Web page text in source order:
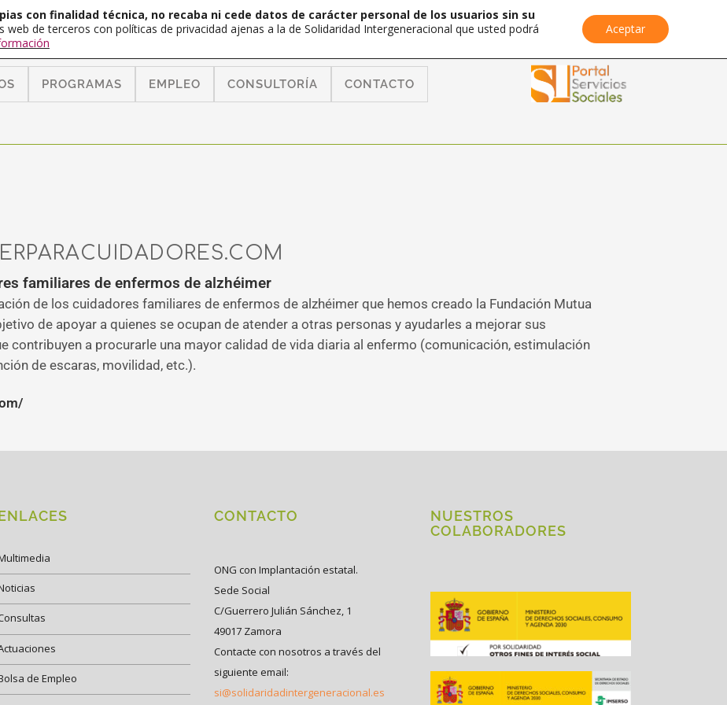
PROGRAMAS EMPLEO CONSULTORÍA CONTACTO
familiares de enfermos de alzhéimer
de los cuidadores familiares de enfermos de alzhéimer que hemos creado la Fundación Mutua
de apoyar a quienes se ocupan de atender a otras personas y ayudarles a mejorar sus
contribuyen a procurarle una mayor calidad de vida diaria al enfermo (comunicación, estimulación
de escaras, movilidad, etc.).
de Empleo
CONTACTO
ONG con Implantación estatal.
Sede Social
C/Guerrero Julián Sánchez, 1
49017 Zamora
Contacte con nosotros a través del
siguiente email:
si@solidaridadintergeneracional.es
NUESTROS
COLABORADORES
con finalidad técnica, no recaba ni cede datos de carácter personal de los usuarios sin su
web de terceros con políticas de privacidad ajenas a la de Solidaridad Intergeneracional que usted podrá
Aceptar